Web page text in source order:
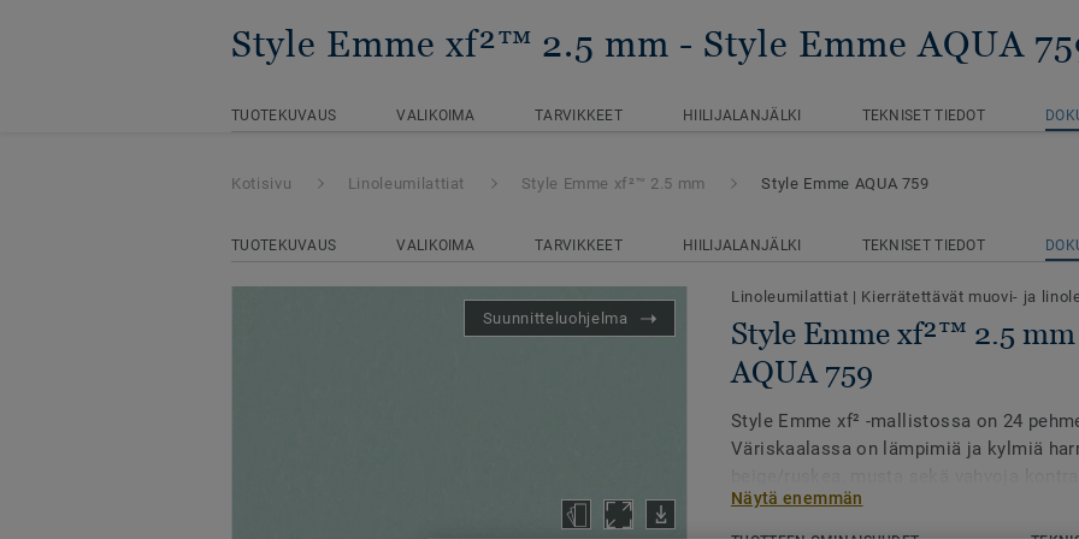
Style Emme xf²™ 2.5 mm - Style Emme AQUA
TUOTEKUVAUS VALIKOIMA TARVIKKEET HIILIJALANJÄLKI TEKNISET TIEDOT
Kotisivu Linoleumilattiat Style Emme xf²™ 2.5 mm Style Emme AQUA 759
TUOTEKUVAUS VALIKOIMA TARVIKKEET HIILIJALANJÄLKI TEKNISET TIEDOT
Suunnitteluohjelma
Linoleumilattiat | Kierrätettävät muovi- ja
Style Emme xf²™ 2.5
AQUA 759
Style Emme xf² -mallistossa on 24
Väriskaalassa on lämpimiä ja kylmiä
roosanpunaista, keltaista ja vihreää.
ylläpitokustannukset kestävän xf2-
Näytä enemmän